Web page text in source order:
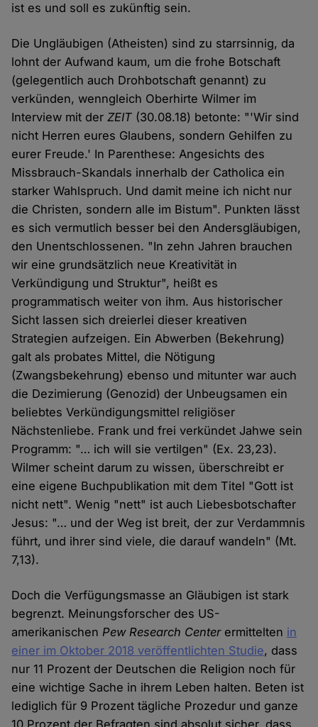
ist es und soll es zukünftig sein.
Die Ungläubigen (Atheisten) sind zu starrsinnig, da
lohnt der Aufwand kaum, um die frohe Botschaft
(gelegentlich auch Drohbotschaft genannt) zu
verkünden, wenngleich Oberhirte Wilmer im
Interview mit derZEIT (30.08.18) betonte: "'Wir sind
nicht Herren eures Glaubens, sondern Gehilfen zu
eurer Freude.' In Parenthese: Angesichts des
Missbrauch-Skandals innerhalb der Catholica ein
starker Wahlspruch. Und damit meine ich nicht nur
die Christen, sondern alle im Bistum". Punkten lässt
es sich vermutlich besser bei den Andersgläubigen,
den Unentschlossenen. "In zehn Jahren brauchen
wir eine grundsätzlich neue Kreativität in
Verkündigung und Struktur", heißt es
programmatisch weiter von ihm. Aus historischer
Sicht lassen sich dreierlei dieser kreativen
Strategien aufzeigen. Ein Abwerben (Bekehrung)
galt als probates Mittel, die Nötigung
(Zwangsbekehrung) ebenso und mitunter war auch
die Dezimierung (Genozid) der Unbeugsamen ein
beliebtes Verkündigungsmittel religiöser
Nächstenliebe. Frank und frei verkündet Jahwe sein
Programm: "… ich will sie vertilgen" (Ex. 23,23).
Wilmer scheint darum zu wissen, überschreibt er
eine eigene Buchpublikation mit dem Titel "Gott ist
nicht nett". Wenig "nett" ist auch Liebesbotschafter
Jesus: "… und der Weg ist breit, der zur Verdammnis
führt, und ihrer sind viele, die darauf wandeln" (Mt.
7,13).
Doch die Verfügungsmasse an Gläubigen ist stark
begrenzt. Meinungsforscher des US-
amerikanischenPew Research Centerermittelten in
einer im Oktober 2018 veröffentlichten Studie, dass
nur 11 Prozent der Deutschen die Religion noch für
eine wichtige Sache in ihrem Leben halten. Beten ist
lediglich für 9 Prozent tägliche Prozedur und ganze